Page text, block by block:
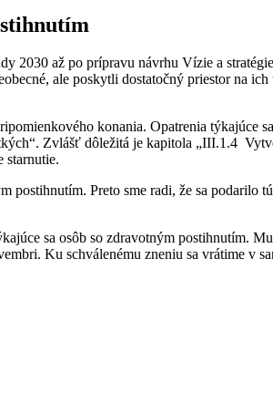
2030 až po prípravu návrhu Vízie a
ale poskytli dostatočný priestor na
konania. Opatrenia týkajúce
Zvlášť dôležitá je kapitola „III.1.4
starnutie.
Preto sme radi, že sa podarilo
sa osôb so zdravotným postihnutím.
Ku schválenému zneniu sa vrátime v